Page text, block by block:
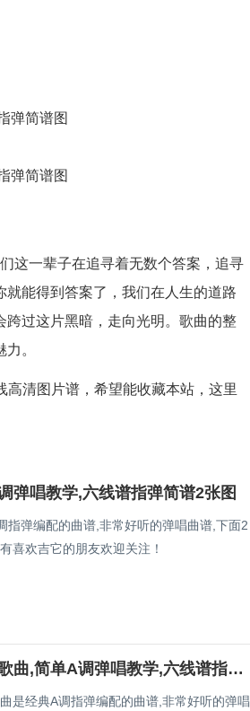
这一辈子在追寻着无数个答案，追寻
能得到答案了，我们在人生的道路
跨过这片黑暗，走向光明。歌曲的整
。
清图片谱，希望能收藏本站，这里
弹唱教学,六线谱指弹简谱2张图
指弹编配的曲谱,非常好听的弹唱曲谱,下面2
喜欢吉它的朋友欢迎关注！
睡在我上铺的兄弟吉他谱,原版歌曲,简单A调弹唱教学,六线谱指弹简谱5张图
是经典A调指弹编配的曲谱,非常好听的弹唱